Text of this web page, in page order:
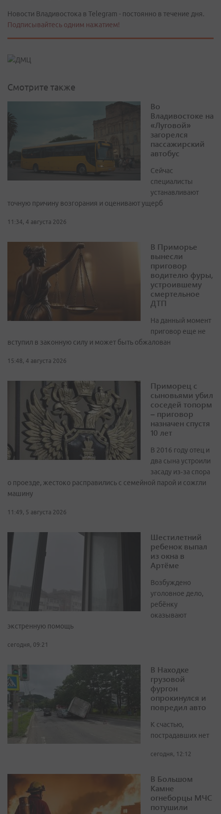
Новости Владивостока в Telegram - постоянно в течение дня.
Подписывайтесь одним нажатием!
Смотрите также
Во
Владивостоке на
«Луговой»
загорелся
пассажирский
автобус
Сейчас
специалисты
устанавливают
точную причину возгорания и оценивают ущерб
11:34, 4 августа 2026
В Приморье
вынесли
приговор
водителю фуры,
устроившему
смертельное
ДТП
На данный момент
приговор еще не
вступил в законную силу и может быть обжалован
15:48, 4 августа 2026
Приморец с
сыновьями убил
соседей топорм
– приговор
назначен спустя
10 лет
В 2016 году отец и
два сына устроили
засаду из‑за спора
о проезде, жестоко расправились с семейной парой и сожгли
машину
11:49, 5 августа 2026
Шестилетний
ребенок выпал
из окна в
Артёме
Возбуждено
уголовное дело,
ребёнку
оказывают
экстренную помощь
сегодня, 09:21
В Находке
грузовой
фургон
опрокинулся и
повредил авто
К счастью,
пострадавших нет
сегодня, 12:12
В Большом
Камне
огнеборцы МЧС
потушили